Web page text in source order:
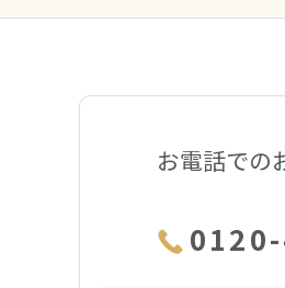
お電話での